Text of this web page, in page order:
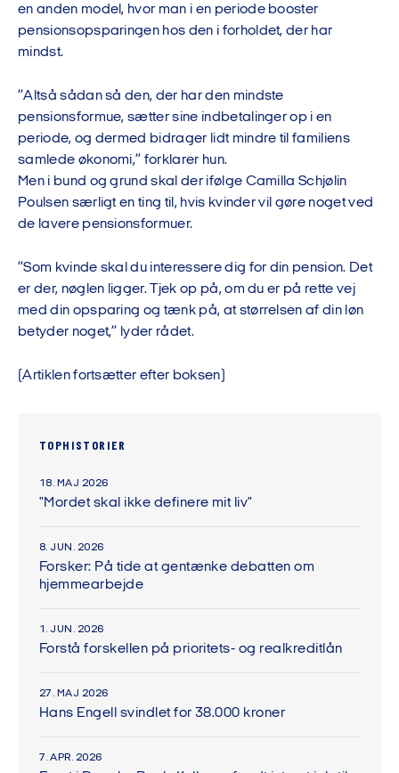
en anden model, hvor man i en periode booster
pensionsopsparingen hos den i forholdet, der har
mindst.
”Altså sådan så den, der har den mindste
pensionsformue, sætter sine indbetalinger op i en
periode, og dermed bidrager lidt mindre til familiens
samlede økonomi,” forklarer hun.
Men i bund og grund skal der ifølge Camilla Schjølin
Poulsen særligt en ting til, hvis kvinder vil gøre noget ved
de lavere pensionsformuer.
”Som kvinde skal du interessere dig for din pension. Det
er der, nøglen ligger. Tjek op på, om du er på rette vej
med din opsparing og tænk på, at størrelsen af din løn
betyder noget,” lyder rådet.
(Artiklen fortsætter efter boksen)
TOPHISTORIER
18. MAJ 2026
"Mordet skal ikke definere mit liv"
8. JUN. 2026
Forsker: På tide at gentænke debatten om
hjemmearbejde
1. JUN. 2026
Forstå forskellen på prioritets- og realkreditlån
27. MAJ 2026
Hans Engell svindlet for 38.000 kroner
7. APR. 2026